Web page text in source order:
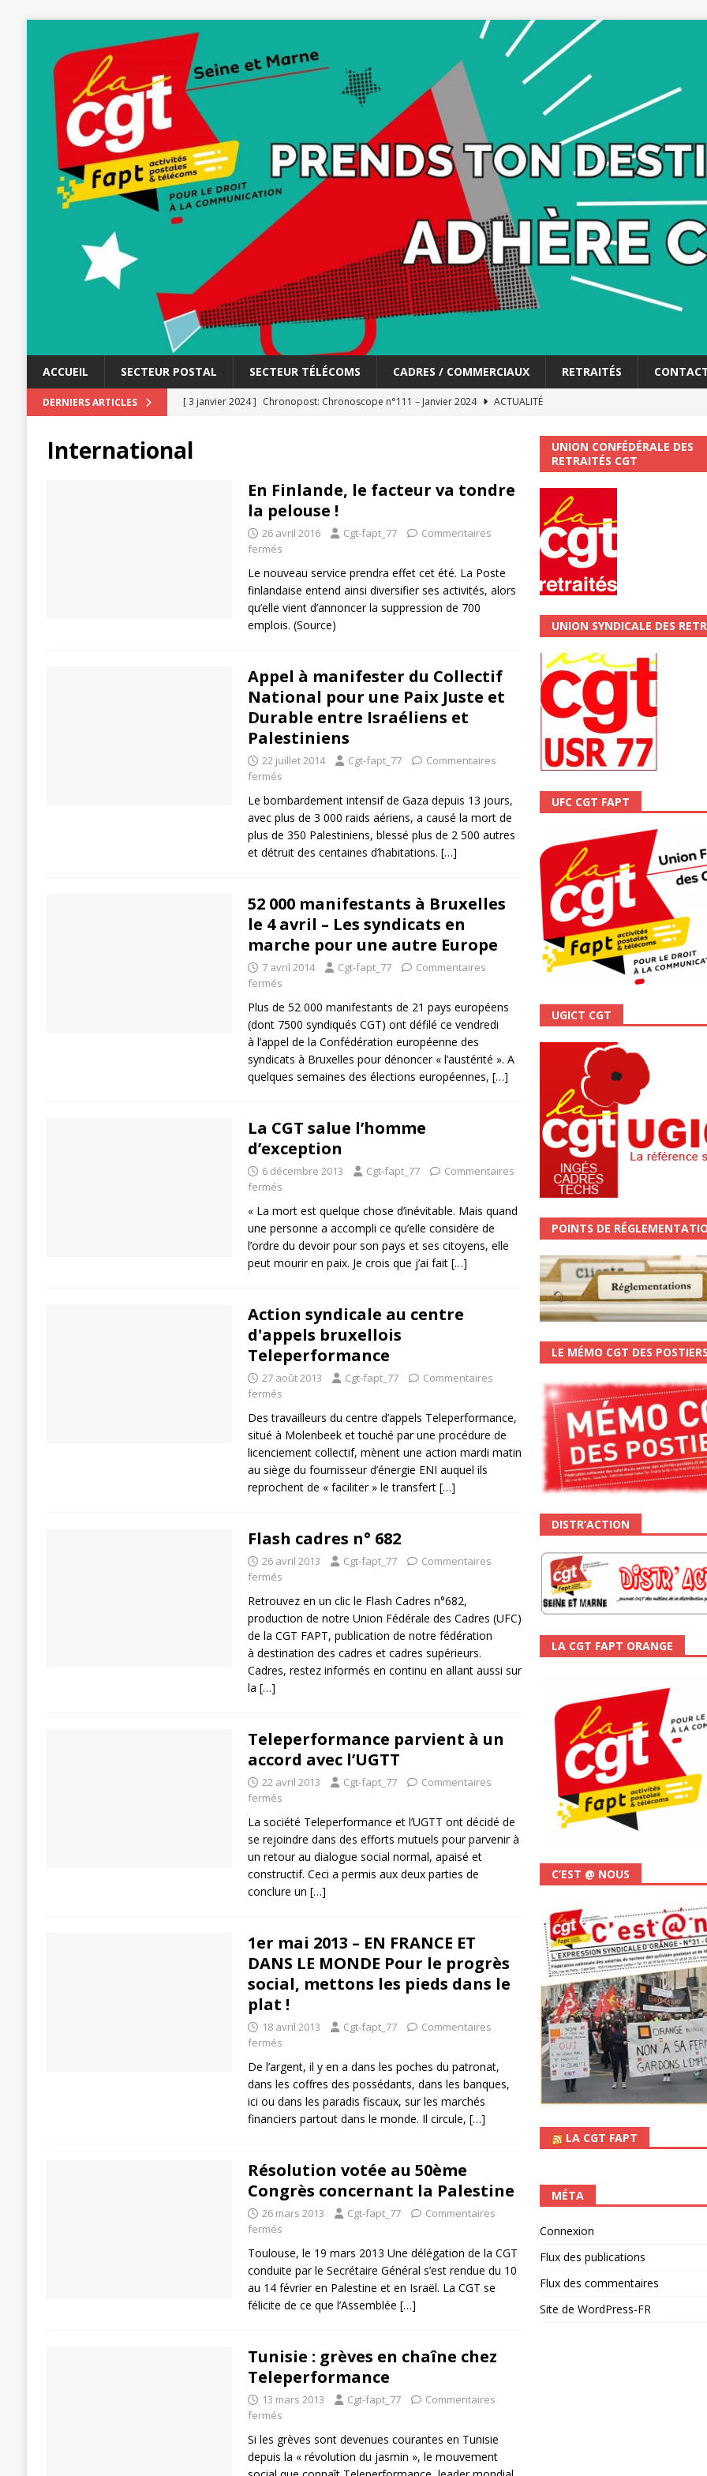
ACCUEIL SECTEUR POSTAL SECTEUR TÉLÉCOMS CADRES / COMMERCIAUX RETRAITÉS
DERNIERS ARTICLES [ 3 janvier 2024 ] Chronopost: Chronoscope n°111 – Janvier 2024
ACTUALITÉ
[ 20 novembre 2023 ]
[ 15 novembre 2023 ]
Postières – Postiers Gardons la main sur nos congés !
la mutuelle à la poste La CGT vous informe
Mutuelle : encore des changements et…. des augmentations pour les salariéS !!!
[ 19 septembre 2025 ] La Poste -Projet de développement de la Direction Commerciale DDCE/Télévente :
SECTEUR POSTAL
[ 11 septembre 2025 ] Chronopost – ChronoScope n°126
AUTRES TRACTS
[ 27 avril 2024 ] 1er MAI 2024 ACTUALITÉ
International
En Finlande, le facteur va tondre
la pelouse !
26 avril 2016 Cgt-fapt_77
Commentaires
fermés
Le nouveau service prendra effet cet été. La Poste
finlandaise entend ainsi diversifier ses activités, alors
qu’elle vient d’annoncer la suppression de 700
emplois. (Source)
Appel à manifester du Collectif
National pour une Paix Juste et
Durable entre Israéliens et
Palestiniens
22 juillet 2014 Cgt-fapt_77
Commentaires
fermés
Le bombardement intensif de Gaza depuis 13 jours,
avec plus de 3 000 raids aériens, a causé la mort de
plus de 350 Palestiniens, blessé plus de 2 500 autres
et détruit des centaines d’habitations. […]
52 000 manifestants à Bruxelles
le 4 avril – Les syndicats en
marche pour une autre Europe
7 avril 2014 Cgt-fapt_77
Commentaires
fermés
Plus de 52 000 manifestants de 21 pays européens
(dont 7500 syndiqués CGT) ont défilé ce vendredi
à l’appel de la Confédération européenne des
syndicats à Bruxelles pour dénoncer « l’austérité ». A
quelques semaines des élections européennes, […]
La CGT salue l’homme
d’exception
6 décembre 2013 Cgt-fapt_77
Commentaires
fermés
« La mort est quelque chose d’inévitable. Mais quand
une personne a accompli ce qu’elle considère de
l’ordre du devoir pour son pays et ses citoyens, elle
peut mourir en paix. Je crois que j’ai fait […]
Action syndicale au centre
d'appels bruxellois
Teleperformance
27 août 2013 Cgt-fapt_77
Commentaires
fermés
Des travailleurs du centre d’appels Teleperformance,
situé à Molenbeek et touché par une procédure de
licenciement collectif, mènent une action mardi matin
au siège du fournisseur d’énergie ENI auquel ils
reprochent de « faciliter » le transfert […]
Flash cadres n° 682
26 avril 2013 Cgt-fapt_77
Commentaires
fermés
Retrouvez en un clic le Flash Cadres n°682,
production de notre Union Fédérale des Cadres (UFC)
de la CGT FAPT, publication de notre fédération
à destination des cadres et cadres supérieurs.
Cadres, restez informés en continu en allant aussi sur
la […]
Teleperformance parvient à un
accord avec l’UGTT
22 avril 2013 Cgt-fapt_77
Commentaires
fermés
La société Teleperformance et l’UGTT ont décidé de
se rejoindre dans des efforts mutuels pour parvenir à
un retour au dialogue social normal, apaisé et
constructif. Ceci a permis aux deux parties de
conclure un […]
1er mai 2013 – EN FRANCE ET
DANS LE MONDE Pour le progrès
social, mettons les pieds dans le
plat !
18 avril 2013 Cgt-fapt_77
Commentaires
fermés
De l’argent, il y en a dans les poches du patronat,
dans les coffres des possédants, dans les banques,
ici ou dans les paradis fiscaux, sur les marchés
financiers partout dans le monde. Il circule, […]
Résolution votée au 50ème
Congrès concernant la Palestine
26 mars 2013 Cgt-fapt_77
Commentaires
fermés
Toulouse, le 19 mars 2013 Une délégation de la CGT
conduite par le Secrétaire Général s’est rendue du 10
au 14 février en Palestine et en Israël. La CGT se
félicite de ce que l’Assemblée […]
Tunisie : grèves en chaîne chez
Teleperformance
13 mars 2013 Cgt-fapt_77
Commentaires
fermés
Si les grèves sont devenues courantes en Tunisie
depuis la « révolution du jasmin », le mouvement
UNION CONFÉDÉRALE DES
RETRAITÉS CGT
UNION SYNDICALE DES
UFC CGT FAPT
UGICT CGT
POINTS DE
LE MÉMO CGT DES
DISTR’ACTION
LA CGT FAPT ORANGE
C’EST @ NOUS
LA CGT FAPT
MÉTA
Connexion
Flux des publications
Flux des commentaires
Site de WordPress-FR